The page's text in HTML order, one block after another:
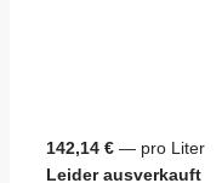
142,14 € — pro Liter
Leider ausverkauft